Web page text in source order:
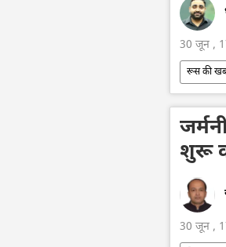
30 जून ,
रूस की
परमाणु
शुरू
30 जून ,